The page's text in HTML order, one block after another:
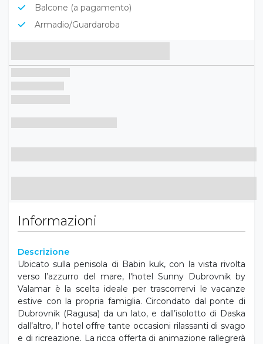
Balcone (a pagamento)
Armadio/Guardaroba
Informazioni
Descrizione
Ubicato sulla penisola di Babin kuk, con la vista rivolta
verso l’azzurro del mare, l'hotel Sunny Dubrovnik by
Valamar è la scelta ideale per trascorrervi le vacanze
estive con la propria famiglia. Circondato dal ponte di
Dubrovnik (Ragusa) da un lato, e dall’isolotto di Daska
dall’altro, l’ hotel offre tante occasioni rilassanti di svago
e di ricreazione. La ricca offerta di animazione rallegrerà